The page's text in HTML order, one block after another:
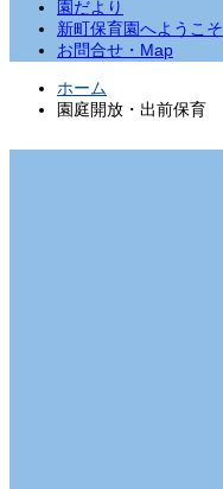
園だより
新町保育園へようこそ
お問合せ・Map
ホーム
園庭開放・出前保育